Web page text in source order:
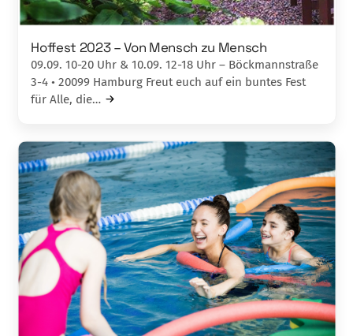
Hoffest 2023 – Von Mensch zu Mensch
09.09. 10-20 Uhr & 10.09. 12-18 Uhr – Böckmannstraße
3-4 • 20099 Hamburg Freut euch auf ein buntes Fest
für Alle, die…